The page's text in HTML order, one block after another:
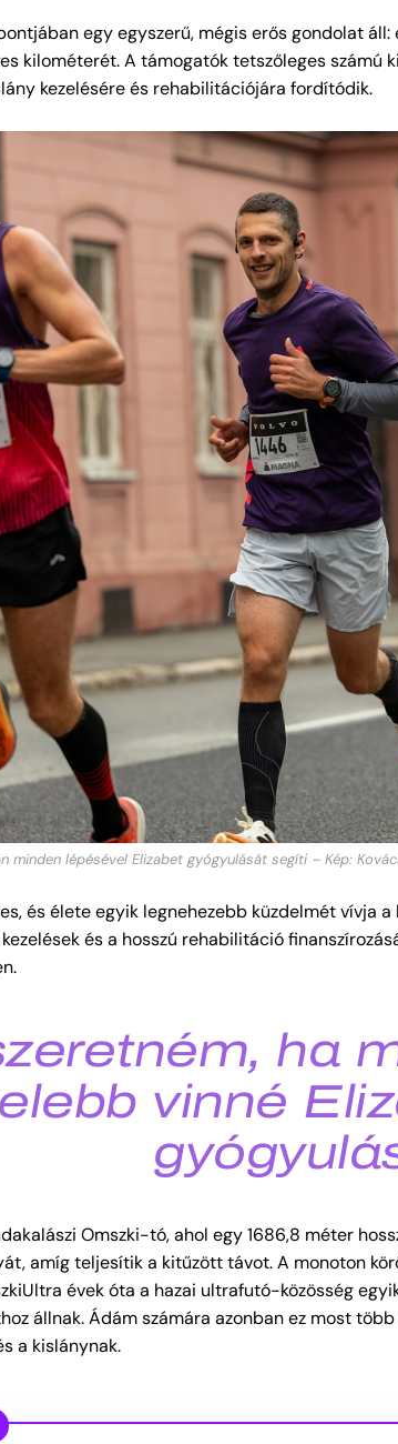
egy egyszerű, mégis erős gondolat
kilométerét. A támogatók tetszőleges számú
kezelésére és rehabilitációjára fordítódik.
minden lépésével Elizabet gyógyulását segíti – Kép:
és élete egyik legnehezebb küzdelmét vívja
és a hosszú rehabilitáció
ha
vinné
Omszki-tó, ahol egy 1686,8 méter
amíg teljesítik a kitűzött távot. A monoton
évek óta a hazai ultrafutó-közösség
állnak. Ádám számára azonban ez most
a kislánynak.